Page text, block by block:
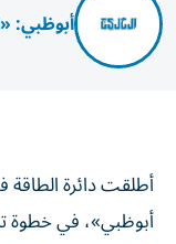
أبوظبي:
أطلقت دائرة الطاقة
أبوظبي»، في خطوة